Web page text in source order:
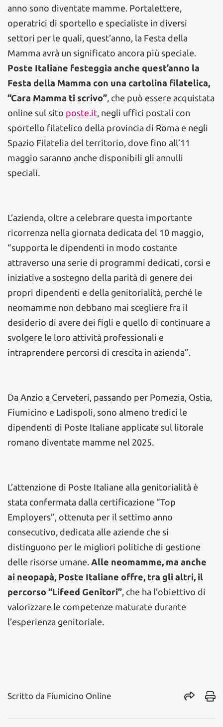
anno sono diventate mamme. Portalettere,
operatrici di sportello e specialiste in diversi
settori per le quali, quest’anno, la Festa della
Mamma avrà un significato ancora più speciale.
Poste Italiane festeggia anche quest’anno la
Festa della Mamma con una cartolina filatelica,
“Cara Mamma ti scrivo” , che può essere acquistata
online sul sito poste.it , negli uffici postali con
sportello filatelico della provincia di Roma e negli
Spazio Filatelia del territorio, dove fino all’11
maggio saranno anche disponibili gli annulli
speciali.
L’azienda, oltre a celebrare questa importante
ricorrenza nella giornata dedicata del 10 maggio,
“supporta le dipendenti in modo costante
attraverso una serie di programmi dedicati, corsi e
iniziative a sostegno della parità di genere dei
propri dipendenti e della genitorialità, perché le
neomamme non debbano mai scegliere fra il
desiderio di avere dei figli e quello di continuare a
svolgere le loro attività professionali e
intraprendere percorsi di crescita in azienda”.
Da Anzio a Cerveteri, passando per Pomezia, Ostia,
Fiumicino e Ladispoli, sono almeno tredici le
dipendenti di Poste Italiane applicate sul litorale
romano diventate mamme nel 2025.
L’attenzione di Poste Italiane alla genitorialità è
stata confermata dalla certificazione “Top
Employers”, ottenuta per il settimo anno
consecutivo, dedicata alle aziende che si
distinguono per le migliori politiche di gestione
delle risorse umane. Alle neomamme, ma anche
ai neopapà, Poste Italiane offre, tra gli altri, il
percorso “Lifeed Genitori” , che ha l’obiettivo di
valorizzare le competenze maturate durante
l’esperienza genitoriale.
Scritto da Fiumicino Online